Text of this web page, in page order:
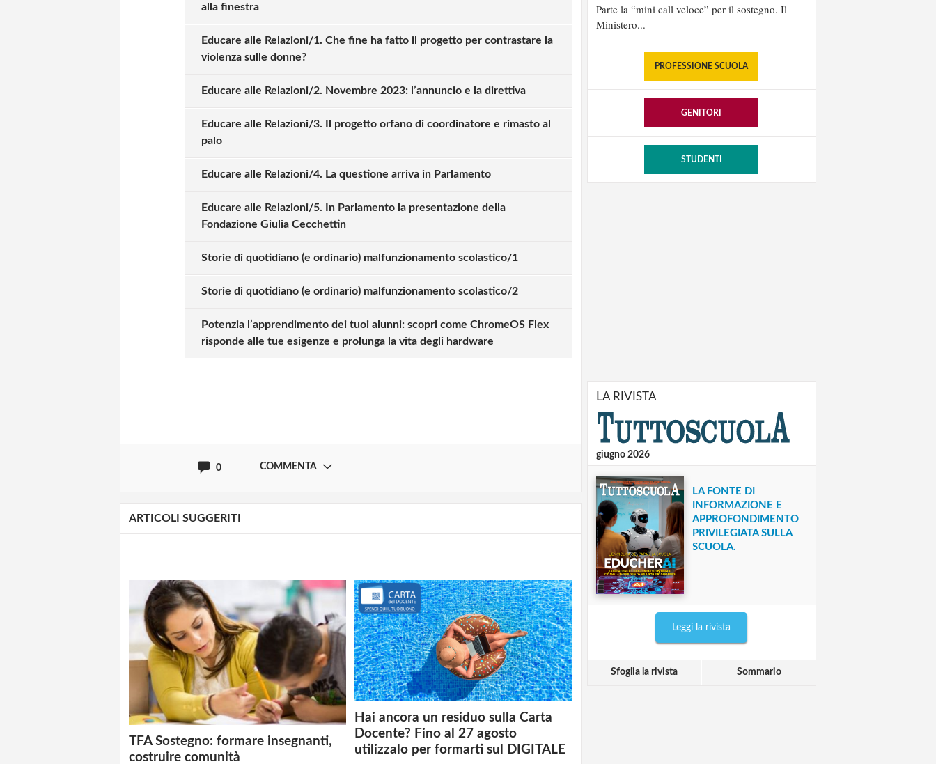
alla finestra
Educare alle Relazioni/1. Che fine ha fatto il progetto per contrastare la
violenza sulle donne?
Educare alle Relazioni/2. Novembre 2023: l’annuncio e la direttiva
Educare alle Relazioni/3. Il progetto orfano di coordinatore e rimasto al
palo
Educare alle Relazioni/4. La questione arriva in Parlamento
Educare alle Relazioni/5. In Parlamento la presentazione della
Fondazione Giulia Cecchettin
Storie di quotidiano (e ordinario) malfunzionamento scolastico/1
Storie di quotidiano (e ordinario) malfunzionamento scolastico/2
Potenzia l’apprendimento dei tuoi alunni: scopri come ChromeOS Flex
risponde alle tue esigenze e prolunga la vita degli hardware
0 COMMENTA
Solo gli utenti registrati possono commentare!
ARTICOLI SUGGERITI
TFA Sostegno: formare insegnanti,
costruire comunità
Hai ancora un residuo sulla Carta
Docente? Fino al 27 agosto
utilizzalo per formarti sul DIGITALE
Parte la “mini call veloce” per il sostegno. Il
Ministero...
PROFESSIONE SCUOLA
GENITORI
STUDENTI
LA RIVISTA
giugno 2026
LA FONTE DI
INFORMAZIONE E
APPROFONDIMENTO
PRIVILEGIATA SULLA
SCUOLA.
Leggi la rivista
Sfoglia la rivista Sommario